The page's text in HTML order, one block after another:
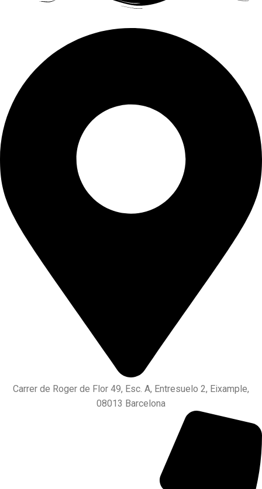
Carrer de Roger de Flor 49, Esc. A, Entresuelo 2, Eixample,
08013 Barcelona